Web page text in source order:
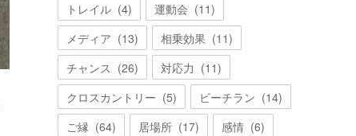
トレイル (4) 運動会 (11)
メディア (13) 相乗効果 (11)
チャンス (26) 対応力 (11)
クロスカントリー (5) ビーチラン (14)
ご縁 (64) 居場所 (17) 感情 (6)